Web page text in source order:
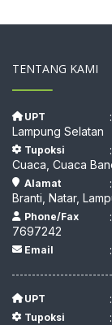
TENTANG KAMI
UPT
Lampung Selatan
Tupoksi
Cuaca, Cuaca
Alamat
Branti, Natar,
Phone/Fax
7697242
Email :
UPT
Tupoksi